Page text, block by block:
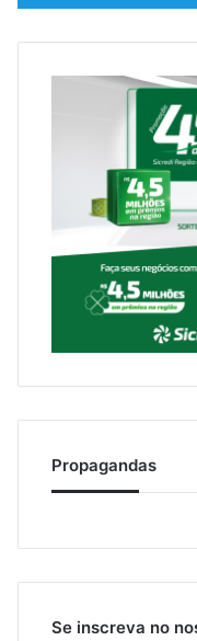
Propagandas
Se inscreva no